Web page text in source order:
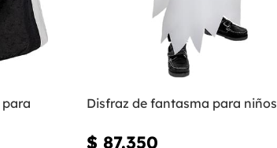
Disfraz de fantasma para niños
$ 87.350